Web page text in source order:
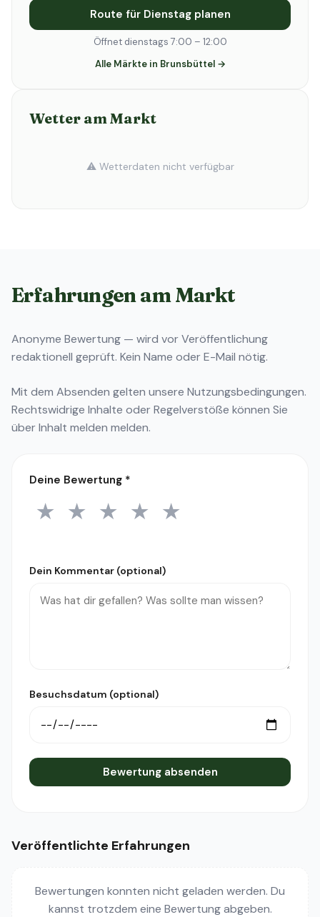
Route für Dienstag planen
Öffnet dienstags 7:00 – 12:00
Alle Märkte in Brunsbüttel →
Wetter am Markt
⚠️ Wetterdaten nicht verfügbar
Erfahrungen am Markt
Anonyme Bewertung — wird vor Veröffentlichung
redaktionell geprüft. Kein Name oder E-Mail nötig.
Mit dem Absenden gelten unsere Nutzungsbedingungen.
Rechtswidrige Inhalte oder Regelverstöße können Sie
überInhalt melden melden.
Deine Bewertung *
1 Stern
★ 2 Sterne
★ 3 Sterne
★ 4 Sterne
★ 5 Sterne
★
Dein Kommentar (optional)
Besuchsdatum (optional)
Bewertung absenden
Veröffentlichte Erfahrungen
Bewertungen konnten nicht geladen werden. Du
kannst trotzdem eine Bewertung abgeben.